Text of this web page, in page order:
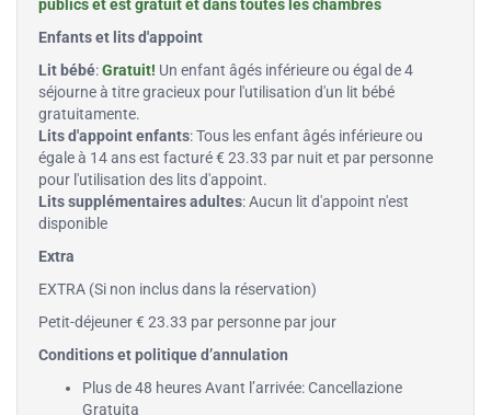
publics et est gratuit et dans toutes les chambres
Enfants et lits d'appoint
Lit bébé:Gratuit! Un enfant âgés inférieure ou égal de 4
séjourne à titre gracieux pour l'utilisation d'un lit bébé
gratuitamente.
Lits d'appoint enfants: Tous les enfant âgés inférieure ou
égale à 14 ans est facturé € 23.33 par nuit et par personne
pour l'utilisation des lits d'appoint.
Lits supplémentaires adultes: Aucun lit d'appoint n'est
disponible
Extra
EXTRA (Si non inclus dans la réservation)
Petit-déjeuner € 23.33 par personne par jour
Conditions et politique d’annulation
Plus de 48 heures Avant l’arrivée: Cancellazione
Gratuita